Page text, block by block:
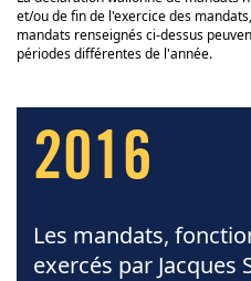
et/ou de fin de l'exercice des
mandats renseignés ci-dessus
périodes différentes de l'année.
2016
Les mandats,
exercés par Jacques